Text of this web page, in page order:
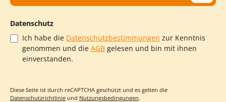
Datenschutz
Ich habe die Datenschutzbestimmungen zur Kenntnis
genommen und die AGB gelesen und bin mit ihnen
einverstanden.
Diese Seite ist durch reCAPTCHA geschützt und es gelten die
Datenschutzrichtlinie und Nutzungsbedingungen.